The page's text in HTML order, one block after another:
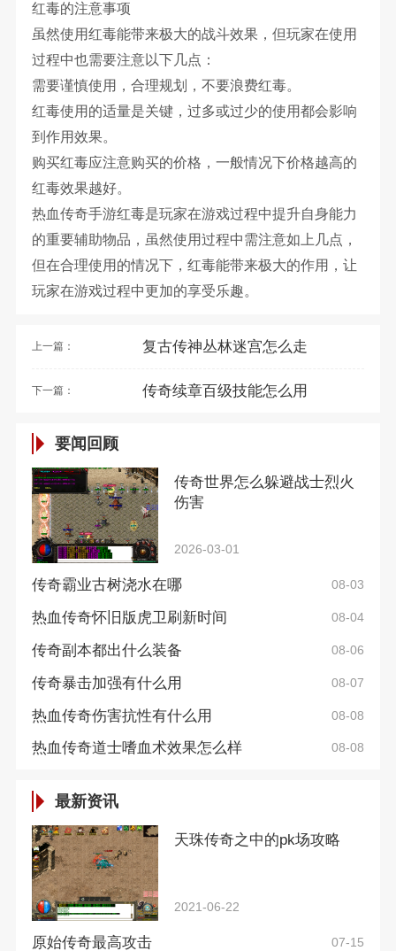
红毒的注意事项
虽然使用红毒能带来极大的战斗效果，但玩家在使用
过程中也需要注意以下几点：
需要谨慎使用，合理规划，不要浪费红毒。
红毒使用的适量是关键，过多或过少的使用都会影响
到作用效果。
购买红毒应注意购买的价格，一般情况下价格越高的
红毒效果越好。
热血传奇手游红毒是玩家在游戏过程中提升自身能力
的重要辅助物品，虽然使用过程中需注意如上几点，
但在合理使用的情况下，红毒能带来极大的作用，让
玩家在游戏过程中更加的享受乐趣。
上一篇： 复古传神丛林迷宫怎么走
下一篇： 传奇续章百级技能怎么用
要闻回顾
传奇世界怎么躲避战士烈火
伤害
2026-03-01
传奇霸业古树浇水在哪 08-03
热血传奇怀旧版虎卫刷新时间 08-04
传奇副本都出什么装备 08-06
传奇暴击加强有什么用 08-07
热血传奇伤害抗性有什么用 08-08
热血传奇道士嗜血术效果怎么样 08-08
最新资讯
天珠传奇之中的pk场攻略
2021-06-22
原始传奇最高攻击 07-15